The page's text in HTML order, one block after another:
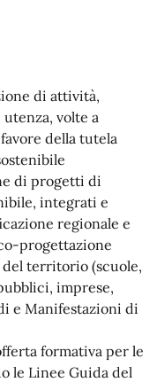
di attività,
volte a
della tutela
di progetti di
integrati e
regionale e
progettazione
territorio (scuole,
imprese,
e Manifestazioni di
formativa per le
le Linee Guida del